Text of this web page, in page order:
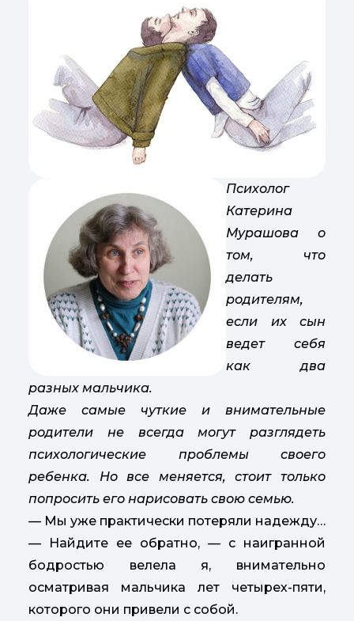
Психолог
Катерина
Мурашова о
том, что
делать
родителям,
если их сын
ведет себя
как два
разных мальчика.
Даже самые чуткие и внимательные
родители не всегда могут разглядеть
психологические проблемы своего
ребенка. Но все меняется, стоит только
попросить его нарисовать свою семью.
— Мы уже практически потеряли надежду…
— Найдите ее обратно, — с наигранной
бодростью велела я, внимательно
осматривая мальчика лет четырех-пяти,
которого они привели с собой.